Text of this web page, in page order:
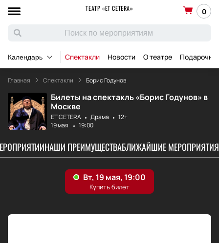
ТЕАТР «ET CETERA» 0
Календарь Спектакли Новости О театре
Главная Спектакли Борис Годунов
Билеты на спектакль «Борис Годунов» в
Москве
ET CETERA Драма
12+
19 мая
19:00
НАШИ ПРЕИМУЩЕСТВАБЛИЖАЙШИЕ МЕРОПРИЯТИЯ